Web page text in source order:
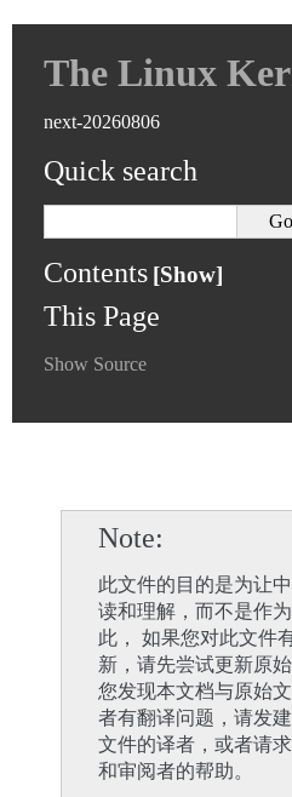
The Linux
next-20260806
Quick search
Contents
This Page
Show Source
Note
此文件的目的是为让
读和理解，而不是作
此， 如果您对此文件
新，请先尝试更新原
您发现本文档与原始
者有翻译问题，请发
文件的译者，或者请
和审阅者的帮助。